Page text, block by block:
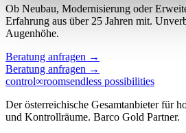
Ob Neubau, Modernisierung oder
Erfahrung aus über 25 Jahren mit.
Augenhöhe.
Beratung anfragen →
Beratung anfragen →
control∞roomsendless possibilities
Der österreichische Gesamtanbieter für
und Kontrollräume. Barco Gold Partner.